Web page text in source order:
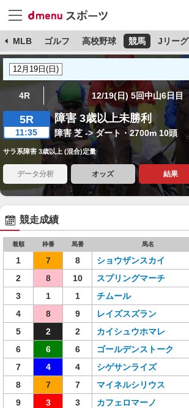
MLB ゴルフ 高校野球 競馬 Jリーグ
4R 12/19(日) 5回中山6日目
5R
11:35
障害 3歳以上未勝利
障害 芝 -> ダート・2700m 10頭
サラ系障害 3歳以上 (混合)定量
データ分析 オッズ 結果
競走成績
着順 枠番 馬番 馬名
1 7 8 ショウザンスカイ
2
8 10 スプリングマーチ
3
1 1 チムール
4
8 9 レイズスズラン
5
2 2 カイシュウホマレ
6
6 6 ゴールデンストーク
7
4 4 シゲサンライズ
8
7 7 マイネルシリウス
9
3 3 カフェロマーノ